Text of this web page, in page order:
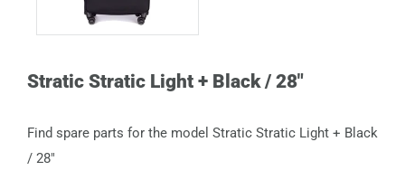
Stratic Stratic Light + Black / 28"
Find spare parts for the model Stratic Stratic Light + Black
/ 28"